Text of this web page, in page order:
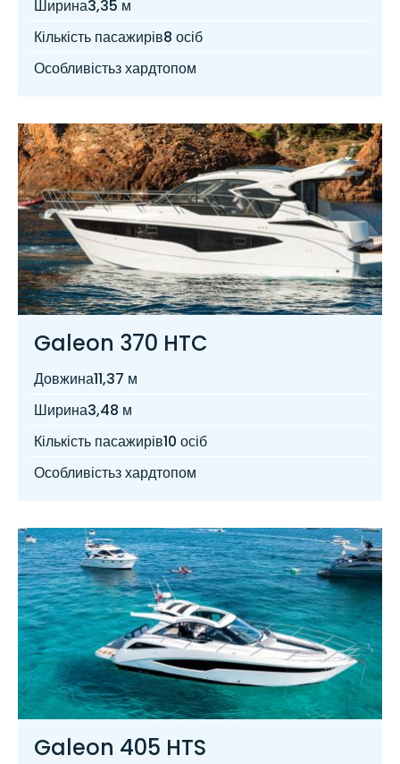
Ширина3,35 м
Кількість пасажирів8 осіб
Особливістьз хардтопом
Galeon 370 HTC
Довжина11,37 м
Ширина3,48 м
Кількість пасажирів10 осіб
Особливістьз хардтопом
Galeon 405 HTS